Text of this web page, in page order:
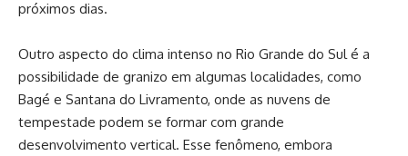
próximos dias.
Outro aspecto do clima intenso no Rio Grande do Sul é a
possibilidade de granizo em algumas localidades, como
Bagé e Santana do Livramento, onde as nuvens de
tempestade podem se formar com grande
desenvolvimento vertical. Esse fenômeno, embora